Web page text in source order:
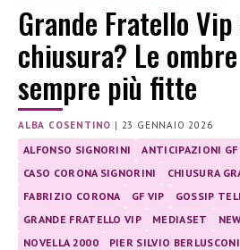
Grande Fratello
chiusura? Le
sempre più fitte
ALBA COSENTINO | 23 GENNAIO 2026
ALFONSO SIGNORINI ANTICIPAZIONI GF
CASO CORONA SIGNORINI
CHIUSURA
FABRIZIO CORONA
GF VIP
GOSSIP
GRANDE FRATELLO VIP
MEDIASET
NOVELLA 2000
PIER SILVIO BERLUSCONI